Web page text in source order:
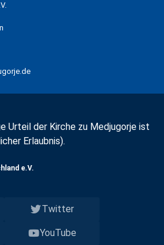
Urteil der Kirche zu Medjugorje ist
Erlaubnis).
e.V.
Twitter
YouTube